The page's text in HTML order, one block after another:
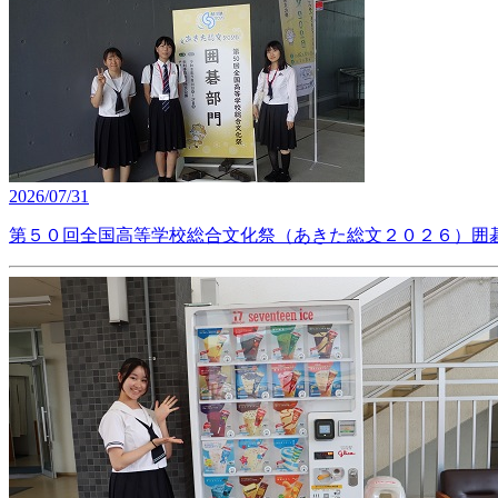
2026/07/31
第５０回全国高等学校総合文化祭（あきた総文２０２６）囲